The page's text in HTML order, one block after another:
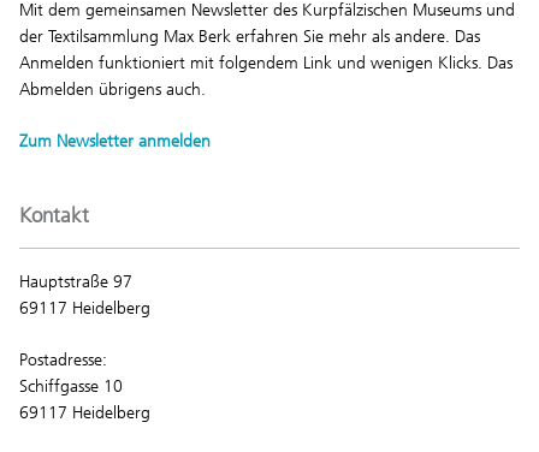
Mit dem gemeinsamen Newsletter des Kurpfälzischen Museums und
der Textilsammlung Max Berk erfahren Sie mehr als andere. Das
Anmelden funktioniert mit folgendem Link und wenigen Klicks. Das
Abmelden übrigens auch.
Zum Newsletter anmelden
Kontakt
Hauptstraße 97
69117 Heidelberg
Postadresse:
Schiffgasse 10
69117 Heidelberg